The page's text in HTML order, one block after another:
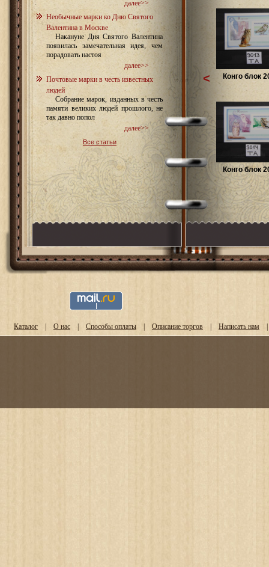
далее>>
Необычные марки ко Дню Святого
Валентина в Москве
Накануне Дня Святого Валентина
появилась замечательная идея, чем
порадовать настоя
далее>>
Почтовые марки в честь известных
людей
Собрание марок, изданных в честь
памяти великих людей прошлого, не
так давно попол
далее>>
Все статьи
Конго блок
Конго блок
<
Каталог | О нас | Способы оплаты | Описание торгов | Написать нам |